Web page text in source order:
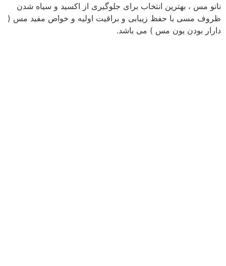
نانو مس ، بهترین انتخاب برای جلوگیری از اکسید و سیاه شدن
ظروف مسی با حفظ زیبابی و براقیت اولیه و خواص مفید مس (
دارار بودن یون مس ) می باشد.